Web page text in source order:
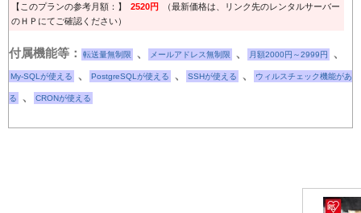
【このプランの参考月額：】 2520円
（最新価格は、リンク先のレンタルサーバー
のＨＰにてご確認ください）
付属機能等： 転送量無制限 、 メールアドレス無制限 、 月額2000円～2999円 、
My-SQLが使える 、 PostgreSQLが使える 、 SSHが使える 、 ウィルスチェック機能があ
る 、 CRONが使える